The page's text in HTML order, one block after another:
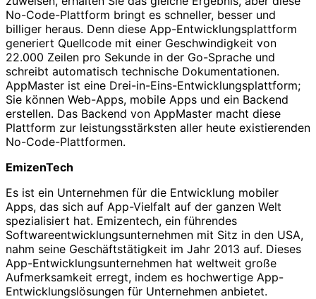
No-Code-Plattform bringt es schneller, besser und
billiger heraus. Denn diese App-Entwicklungsplattform
generiert Quellcode mit einer Geschwindigkeit von
22.000 Zeilen pro Sekunde in der Go-Sprache und
schreibt automatisch technische Dokumentationen.
AppMaster ist eine Drei-in-Eins-Entwicklungsplattform;
Sie können Web-Apps, mobile Apps und ein Backend
erstellen. Das Backend von AppMaster macht diese
Plattform zur leistungsstärksten aller heute existierenden
No-Code-Plattformen.
EmizenTech
Es ist ein Unternehmen für die Entwicklung mobiler
Apps, das sich auf App-Vielfalt auf der ganzen Welt
spezialisiert hat. Emizentech, ein führendes
Softwareentwicklungsunternehmen mit Sitz in den USA,
nahm seine Geschäftstätigkeit im Jahr 2013 auf. Dieses
App-Entwicklungsunternehmen hat weltweit große
Aufmerksamkeit erregt, indem es hochwertige App-
Entwicklungslösungen für Unternehmen anbietet.